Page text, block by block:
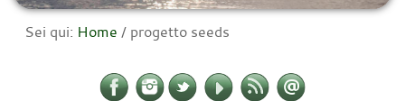
Sei qui: Home / progetto seeds